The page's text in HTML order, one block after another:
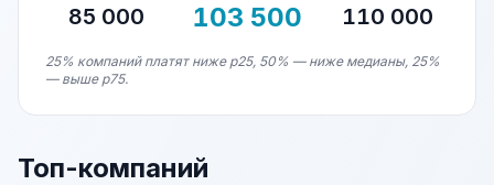
85 000 103 500 110 000
25% компаний платят ниже p25, 50% — ниже медианы, 25%
— выше p75.
Топ-компаний